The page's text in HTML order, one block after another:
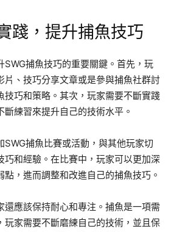
踐，提升捕魚技巧
SWG捕魚技巧的重要關鍵。首先，玩
片、技巧分享文章或是參與捕魚社群討
技巧和策略。其次，玩家需要不斷實踐
斷練習來提升自己的技術水平。
SWG捕魚比賽或活動，與其他玩家切
巧和經驗。在比賽中，玩家可以更加深
點，進而調整和改進自己的捕魚技巧。
還應該保持耐心和專注。捕魚是一項需
玩家需要不斷磨練自己的技術，並且保